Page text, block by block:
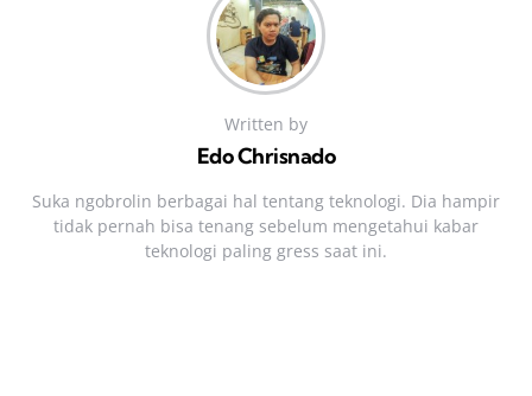
Written by
Edo Chrisnado
Suka ngobrolin berbagai hal tentang teknologi. Dia hampir
tidak pernah bisa tenang sebelum mengetahui kabar
teknologi paling gress saat ini.